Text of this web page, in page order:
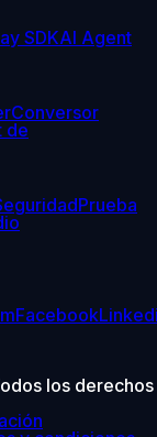
SDKAI Agent
Conversor
de
Prueba
Facebook
los derechos